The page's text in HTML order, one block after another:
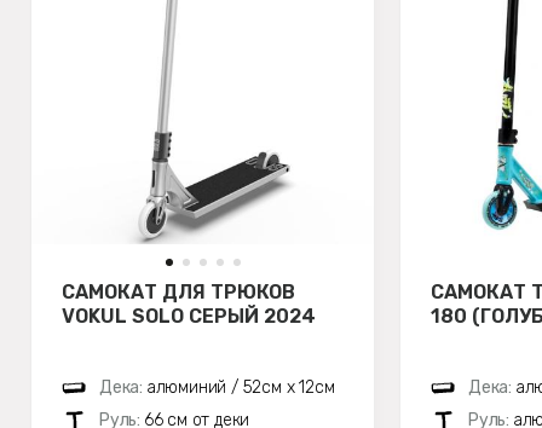
САМОКАТ ДЛЯ ТРЮКОВ
VOKUL SOLO СЕРЫЙ 2024
Дека: алюминий / 52см х 12см
Руль: 66 см от деки
САМОКАТ
180
Дека:
Руль: